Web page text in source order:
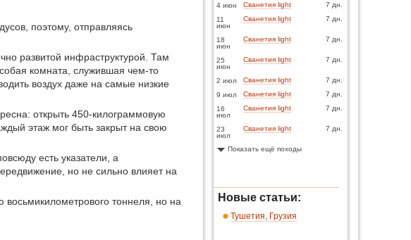
поэтому, отправляясь
развитой инфраструктурой. Там
комната, служившая чем-то
воздух даже на самые низкие
открыть 450-килограммовую
этаж мог быть закрыт на свою
есть указатели, а
но не сильно влияет на
тоннеля, но на
4 июн
Сванетия light
7 дн.
11
июн
Сванетия light 7 дн.
18
июн
Сванетия light 7 дн.
25
июн
Сванетия light 7 дн.
2 июл Сванетия light
7 дн.
9 июл
Сванетия light
7 дн.
16
июл
Сванетия light 7 дн.
23
июл
Сванетия light 7 дн.
Показать ещё походы
Новые статьи:
Тушетия, Грузия